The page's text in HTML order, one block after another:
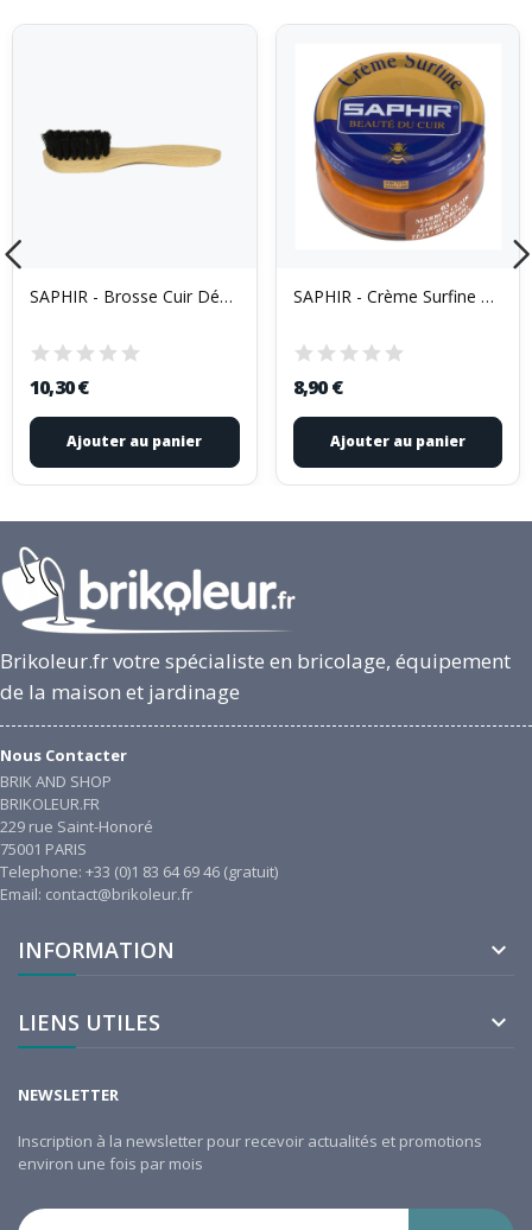
SAPHIR - Brosse Cuir Décrottoire 15cm
10,30 €
Ajouter au panier
SAPHIR - Crème Surfine Pommadier 50ml Bleu saphir
8,90 €
Ajouter au panier
Brikoleur.fr votre spécialiste en bricolage, équipement
de la maison et jardinage
Nous Contacter
BRIK AND SHOP
BRIKOLEUR.FR
229 rue Saint-Honoré
75001 PARIS
Telephone: +33 (0)1 83 64 69 46 (gratuit)
Email: contact@brikoleur.fr
INFORMATION 
LIENS UTILES 
NEWSLETTER
Inscription à la newsletter pour recevoir actualités et promotions
environ une fois par mois